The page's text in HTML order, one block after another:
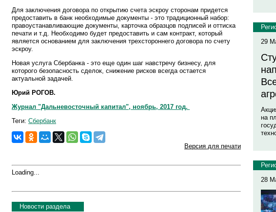
Для заключения договора по открытию счета эскроу сторонам придется
предоставить в банк необходимые документы - это традиционный набор:
правоустанавливающие документы, карточка образцов подписей и оттиска
печати и т.д. Необходимо будет предоставить и сам контракт, который
является основанием для заключения трехстороннего договора по счету
эскроу.
Новая услуга Сбербанка - это еще один шаг навстречу бизнесу, для
которого безопасность сделок, снижение рисков всегда остается
актуальной задачей.
Юрий РОГОВ.
Журнал "Дальневосточный капитал", ноябрь, 2017 год.
Теги: Сбербанк
Версия для печати
Loading...
Новости раздела
29
на
28